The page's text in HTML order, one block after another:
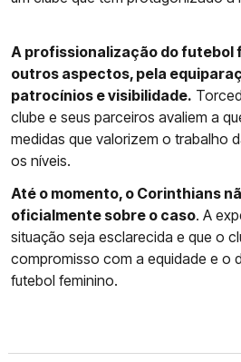
A profissionalização do futebol
outros aspectos, pela
patrocínios e visibilidade.
clube e seus parceiros avaliem a
medidas que valorizem o trabalho
os níveis.
Até o momento, o Corinthians
oficialmente sobre o caso. A
situação seja esclarecida e que o
compromisso com a equidade e o
futebol feminino.